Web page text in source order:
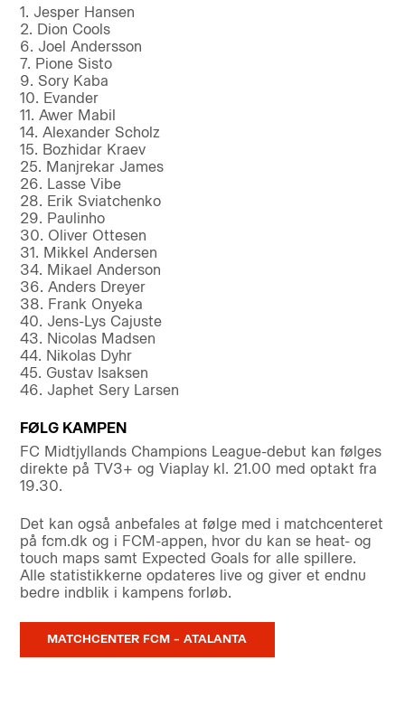
1. Jesper Hansen
2. Dion Cools
6. Joel Andersson
7. Pione Sisto
9. Sory Kaba
10. Evander
11. Awer Mabil
14. Alexander Scholz
15. Bozhidar Kraev
25. Manjrekar James
26. Lasse Vibe
28. Erik Sviatchenko
29. Paulinho
30. Oliver Ottesen
31. Mikkel Andersen
34. Mikael Anderson
36. Anders Dreyer
38. Frank Onyeka
40. Jens-Lys Cajuste
43. Nicolas Madsen
44. Nikolas Dyhr
45. Gustav Isaksen
46. Japhet Sery Larsen
FØLG KAMPEN
FC Midtjyllands Champions League-debut kan følges
direkte på TV3+ og Viaplay kl. 21.00 med optakt fra
19.30.
Det kan også anbefales at følge med i matchcenteret
på fcm.dk og i FCM-appen, hvor du kan se heat- og
touch maps samt Expected Goals for alle spillere.
Alle statistikkerne opdateres live og giver et endnu
bedre indblik i kampens forløb.
MATCHCENTER FCM – ATALANTA